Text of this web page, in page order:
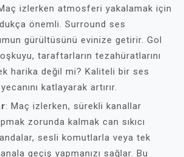
izlerken atmosferi yakalamak için
önemli. Surround ses
gürültüsünü evinize getirir. Gol
taraftarların tezahüratlarını
harika değil mi? Kaliteli bir ses
katlayarak artırır.
: Maç izlerken, sürekli kanallar
zorunda kalmak can sıkıcı
sesli komutlarla veya tek
geçiş yapmanızı sağlar. Bu